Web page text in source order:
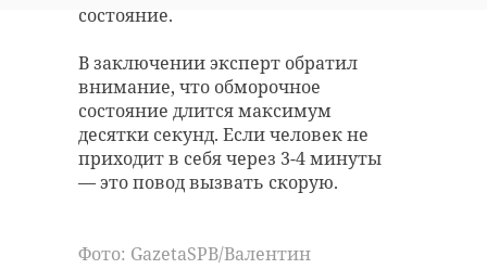
состояние.
В заключении эксперт обратил
внимание, что обморочное
состояние длится максимум
десятки секунд. Если человек не
приходит в себя через 3-4 минуты
— это повод вызвать скорую.
Фото: GazetaSPB/Валентин